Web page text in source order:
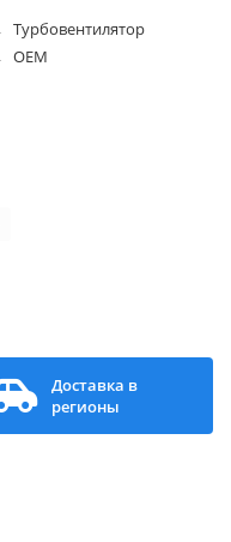
Турбовентилятор
OEM
Доставка в
регионы